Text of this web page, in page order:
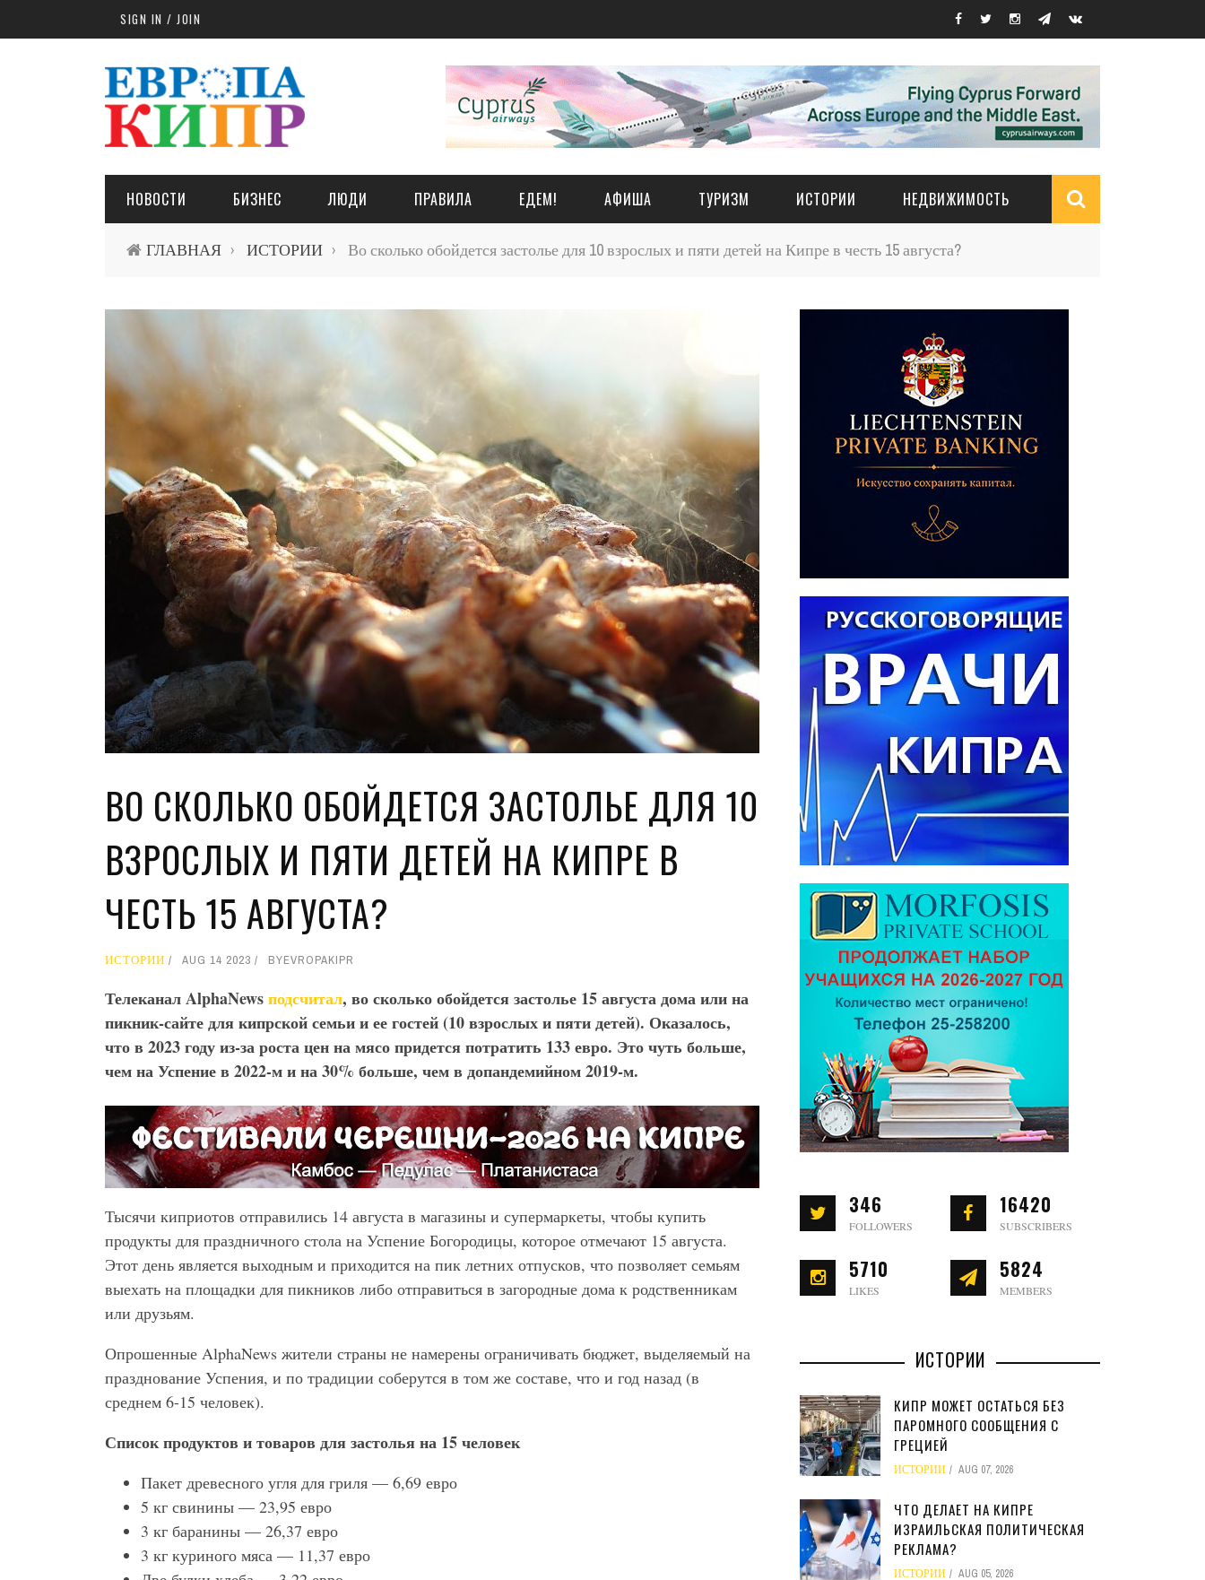
Skip to main contentSIGN IN / JOIN
НОВОСТИ БИЗНЕС ЛЮДИ ПРАВИЛА ЕДЕМ! АФИША ТУРИЗМ ИСТОРИИ НЕДВИЖИМОСТЬ
ГЛАВНАЯ › ИСТОРИИ › Во сколько обойдется застолье для 10 взрослых и пяти детей на Кипре в честь 15 августа?
ВО СКОЛЬКО ОБОЙДЕТСЯ ЗАСТОЛЬЕ ДЛЯ 10
ВЗРОСЛЫХ И ПЯТИ ДЕТЕЙ НА КИПРЕ В
ЧЕСТЬ 15 АВГУСТА?
ИСТОРИИ AUG 14 2023 BYEVROPAKIPR
Телеканал AlphaNewsподсчитал, во сколько обойдется застолье 15 августа дома или на
пикник-сайте для кипрской семьи и ее гостей (10 взрослых и пяти детей). Оказалось,
что в 2023 году из-за роста цен на мясо придется потратить 133 евро. Это чуть больше,
чем на Успение в 2022-м и на 30% больше, чем в допандемийном 2019-м.
Тысячи киприотов отправились 14 августа в магазины и супермаркеты, чтобы купить
продукты для праздничного стола на Успение Богородицы, которое отмечают 15 августа.
Этот день является выходным и приходится на пик летних отпусков, что позволяет семьям
выехать на площадки для пикников либо отправиться в загородные дома к родственникам
или друзьям.
Опрошенные AlphaNews жители страны не намерены ограничивать бюджет, выделяемый на
празднование Успения, и по традиции соберутся в том же составе, что и год назад (в
среднем 6-15 человек).
Список продуктов и товаров для застолья на 15 человек
Пакет древесного угля для гриля — 6,69 евро
5 кг свинины — 23,95 евро
3 кг баранины — 26,37 евро
3 кг куриного мяса — 11,37 евро
346
FOLLOWERS
16420
SUBSCRIBERS
5710
LIKES
5824
MEMBERS
ИСТОРИИ
КИПР МОЖЕТ ОСТАТЬСЯ БЕЗ
ПАРОМНОГО СООБЩЕНИЯ С
ГРЕЦИЕЙ
ИСТОРИИ AUG 07, 2026
ЧТО ДЕЛАЕТ НА КИПРЕ
ИЗРАИЛЬСКАЯ ПОЛИТИЧЕСКАЯ
РЕКЛАМА?
ИСТОРИИ AUG 05, 2026